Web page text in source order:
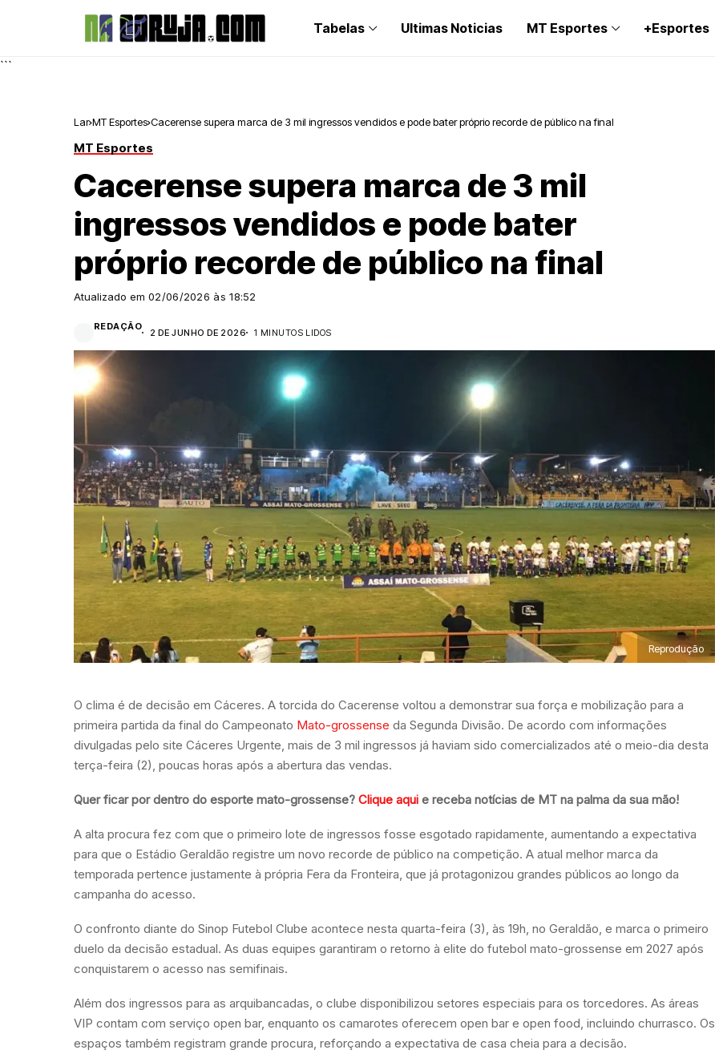
Tabelas Ultimas Noticias MT Esportes +Esportes
```
Lar MT Esportes Cacerense supera marca de 3 mil ingressos vendidos e pode bater próprio recorde de público na final
MT Esportes
Cacerense supera marca de 3 mil
ingressos vendidos e pode bater
próprio recorde de público na final
Atualizado em 02/06/2026 às 18:52
REDAÇÃO
2 DE JUNHO DE 2026 1 MINUTOS LIDOS
Reprodução
O clima é de decisão em Cáceres. A torcida do Cacerense voltou a demonstrar sua força e mobilização para a
primeira partida da final do Campeonato Mato-grossense da Segunda Divisão. De acordo com informações
divulgadas pelo site Cáceres Urgente, mais de 3 mil ingressos já haviam sido comercializados até o meio-dia desta
terça-feira (2), poucas horas após a abertura das vendas.
Quer ficar por dentro do esporte mato-grossense? Clique aqui e receba notícias de MT na palma da sua mão!
A alta procura fez com que o primeiro lote de ingressos fosse esgotado rapidamente, aumentando a expectativa
para que o Estádio Geraldão registre um novo recorde de público na competição. A atual melhor marca da
temporada pertence justamente à própria Fera da Fronteira, que já protagonizou grandes públicos ao longo da
campanha do acesso.
O confronto diante do Sinop Futebol Clube acontece nesta quarta-feira (3), às 19h, no Geraldão, e marca o primeiro
duelo da decisão estadual. As duas equipes garantiram o retorno à elite do futebol mato-grossense em 2027 após
conquistarem o acesso nas semifinais.
Além dos ingressos para as arquibancadas, o clube disponibilizou setores especiais para os torcedores. As áreas
VIP contam com serviço open bar, enquanto os camarotes oferecem open bar e open food, incluindo churrasco. Os
espaços também registram grande procura, reforçando a expectativa de casa cheia para a decisão.